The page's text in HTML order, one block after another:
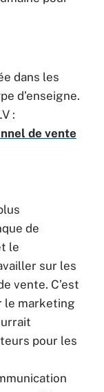
dans les
d’enseigne.
:
de vente
de
le
sur les
vente. C’est
le marketing
pour les